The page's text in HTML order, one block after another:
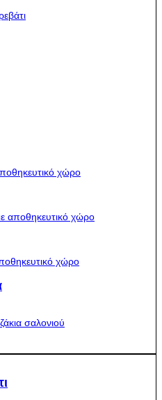
χώρο
αποθηκευτικό χώρο
χώρο
σαλονιού